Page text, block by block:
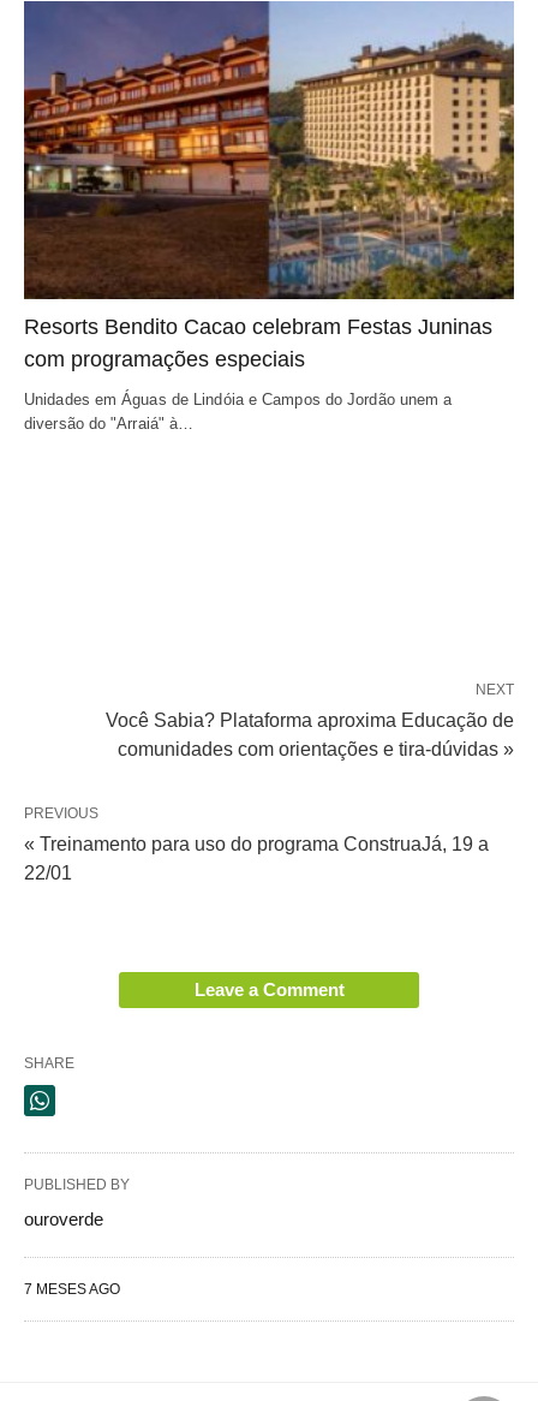
Resorts Bendito Cacao celebram Festas Juninas
com programações especiais
Unidades em Águas de Lindóia e Campos do Jordão unem a
diversão do "Arraiá" à…
NEXT
Você Sabia? Plataforma aproxima Educação de
comunidades com orientações e tira-dúvidas »
PREVIOUS
« Treinamento para uso do programa ConstruaJá, 19 a
22/01
Leave a Comment
SHARE
PUBLISHED BY
ouroverde
7 MESES AGO